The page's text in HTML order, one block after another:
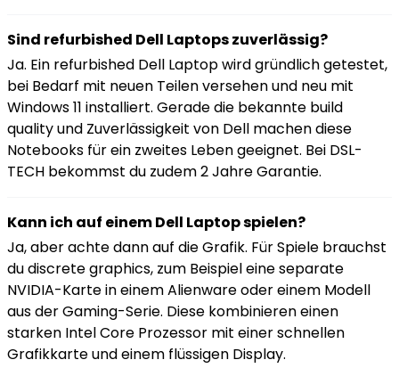
Sind refurbished Dell Laptops zuverlässig?
Ja. Ein refurbished Dell Laptop wird gründlich getestet,
bei Bedarf mit neuen Teilen versehen und neu mit
Windows 11 installiert. Gerade die bekannte build
quality und Zuverlässigkeit von Dell machen diese
Notebooks für ein zweites Leben geeignet. Bei DSL-
TECH bekommst du zudem 2 Jahre Garantie.
Kann ich auf einem Dell Laptop spielen?
Ja, aber achte dann auf die Grafik. Für Spiele brauchst
du discrete graphics, zum Beispiel eine separate
NVIDIA-Karte in einem Alienware oder einem Modell
aus der Gaming-Serie. Diese kombinieren einen
starken Intel Core Prozessor mit einer schnellen
Grafikkarte und einem flüssigen Display.